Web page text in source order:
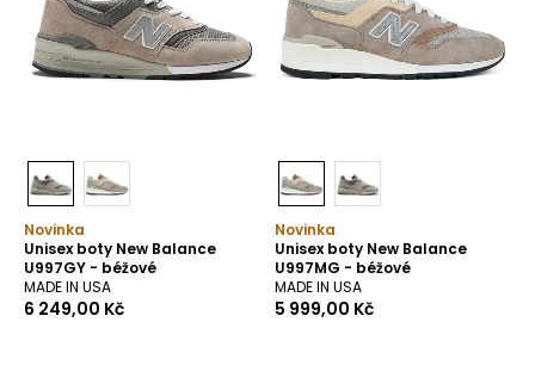
Novinka
Unisex boty New Balance
U997GY - béžové
MADE IN USA
6 249,00 Kč
Novinka
Unisex boty New Balance
U997MG - béžové
MADE IN USA
5 999,00 Kč